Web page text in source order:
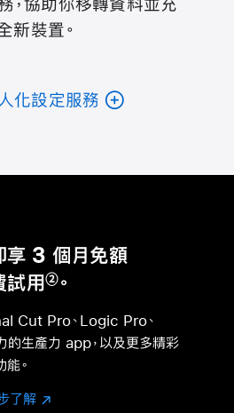
，協助你移轉資料並充
新裝置。
化設定服務
享 3 個月免額
試用②。
Cut Pro、Logic Pro、
生產力 app，以及更多精彩
能。
了解 進
(以